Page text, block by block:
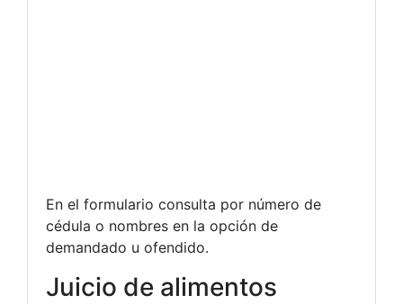
En el formulario consulta por número de
cédula o nombres en la opción de
demandado u ofendido.
Juicio de alimentos